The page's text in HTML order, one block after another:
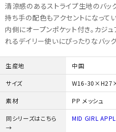
ご利用ガイド
海外顧客 會員申請?法
プライバシーポリシー
特定商取引法について
清涼感のあるストライプ生地のバッ
持ち手の配色もアクセントになってい
内側にオープンポケット付き。カジ
れるデイリー使いにぴったりなバッグ
生産地 中国
サイズ W16-
素材 PP メッシュ
同シリーズはこちら
→
MID GIRL